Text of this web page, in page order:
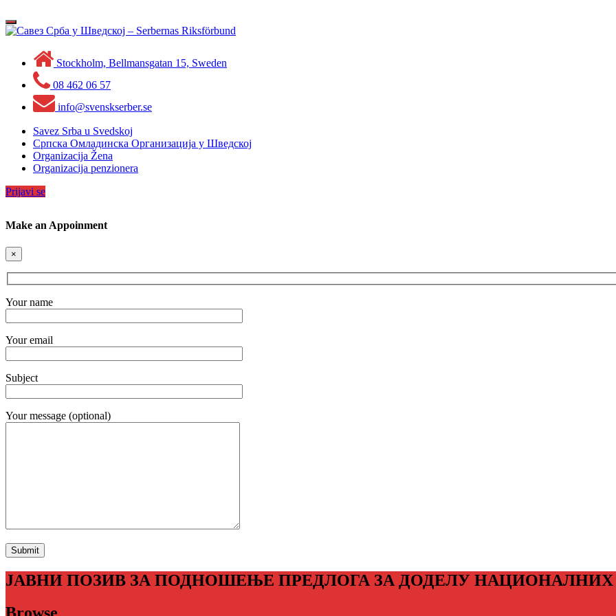
to
content
Toggle
navigation
Stockholm, Bellmansgatan 15, Sweden
08 462 06 57
info@svenskserber.se
Savez Srba u Svedskoj
Српска Омладинска Организација у Шведској
Organizacija Žena
Organizacija penzionera
Prijavi se
Make an Appoinment
×
Your name
Your email
Subject
Your message (optional)
ЈАВНИ ПОЗИВ ЗА ПОДНОШЕЊЕ ПРЕДЛОГА ЗА ДОДЕЛУ